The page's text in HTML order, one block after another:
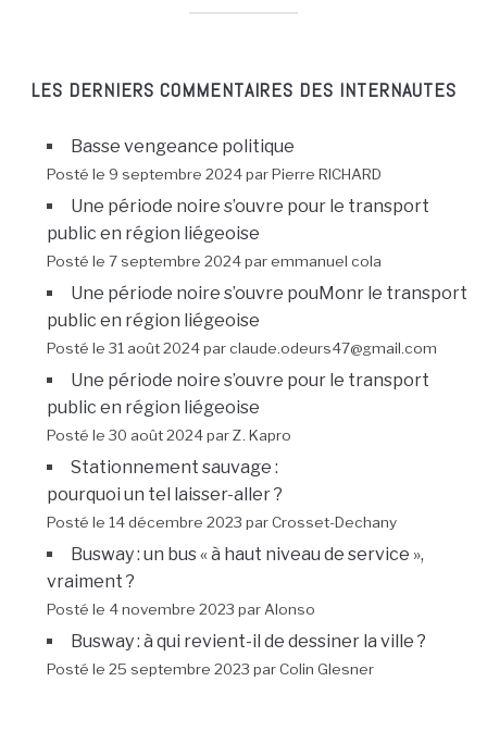
LES DERNIERS COMMENTAIRES DES INTERNAUTES
Basse vengeance politique
Posté le 9 septembre 2024 par Pierre RICHARD
Une période noire s’ouvre pour le transport
public en région liégeoise
Posté le 7 septembre 2024 par emmanuel cola
Une période noire s’ouvre pouMonr le transport
public en région liégeoise
Posté le 31 août 2024 par claude.odeurs47@gmail.com
Une période noire s’ouvre pour le transport
public en région liégeoise
Posté le 30 août 2024 par Z. Kapro
Stationnement sauvage :
pourquoi un tel laisser-aller ?
Posté le 14 décembre 2023 par Crosset-Dechany
Busway : un bus « à haut niveau de service »,
vraiment ?
Posté le 4 novembre 2023 par Alonso
Busway : à qui revient-il de dessiner la ville ?
Posté le 25 septembre 2023 par Colin Glesner